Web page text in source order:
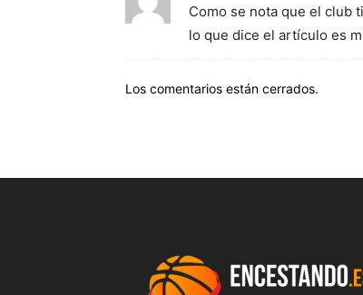
Como se nota que el club
lo que dice el artículo es
Los comentarios están cerrados.